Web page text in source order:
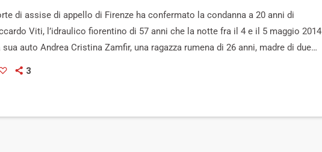
di assise di appello di Firenze ha confermato la condanna a 20 anni di
Viti, l’idraulico fiorentino di 57 anni che la notte fra il 4 e il 5 maggio 2014
auto Andrea Cristina Zamfir, una ragazza rumena di 26 anni, madre di due
fragile, che si prostituiva alle Cascine. La condusse a Ugnano sotto un […]
3